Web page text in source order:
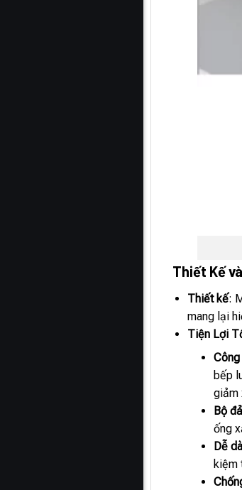
Thiết Kế
Thiết kế:
mang lại
Tiện Lợi
bếp
giảm
Bộ
ống
Dễ
kiệm